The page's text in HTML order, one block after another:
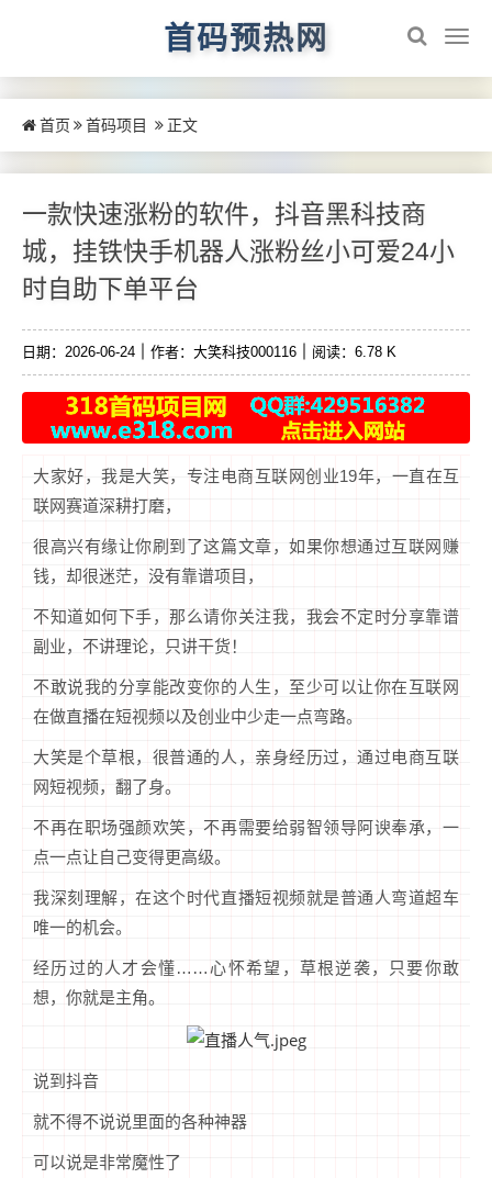
首码预热网
首页 首码项目 正文
一款快速涨粉的软件，抖音黑科技商
城，挂铁快手机器人涨粉丝小可爱24小
时自助下单平台
日期：2026-06-24 作者：大笑科技000116 阅读：6.78 K
大家好，我是大笑，专注电商互联网创业19年，一直在互
联网赛道深耕打磨，
很高兴有缘让你刷到了这篇文章，如果你想通过互联网赚
钱，却很迷茫，没有靠谱项目，
不知道如何下手，那么请你关注我，我会不定时分享靠谱
副业，不讲理论，只讲干货！
不敢说我的分享能改变你的人生，至少可以让你在互联网
在做直播在短视频以及创业中少走一点弯路。
大笑是个草根，很普通的人，亲身经历过，通过电商互联
网短视频，翻了身。
不再在职场强颜欢笑，不再需要给弱智领导阿谀奉承，一
点一点让自己变得更高级。
我深刻理解，在这个时代直播短视频就是普通人弯道超车
唯一的机会。
经历过的人才会懂……心怀希望，草根逆袭，只要你敢
想，你就是主角。
说到抖音
就不得不说说里面的各种神器
可以说是非常魔性了